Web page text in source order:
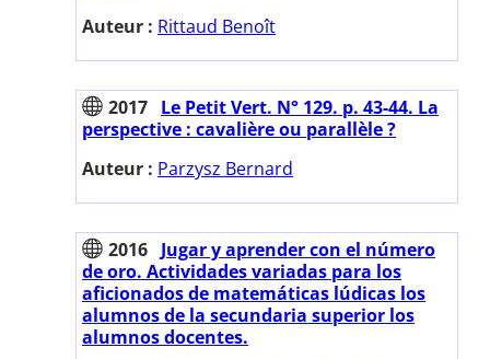
Auteur : Rittaud Benoît
2017 Le Petit Vert. N° 129. p. 43-44. La
perspective : cavalière ou parallèle ?
Auteur : Parzysz Bernard
2016 Jugar y aprender con el número
de oro. Actividades variadas para los
aficionados de matemáticas lúdicas los
alumnos de la secundaria superior los
alumnos docentes.